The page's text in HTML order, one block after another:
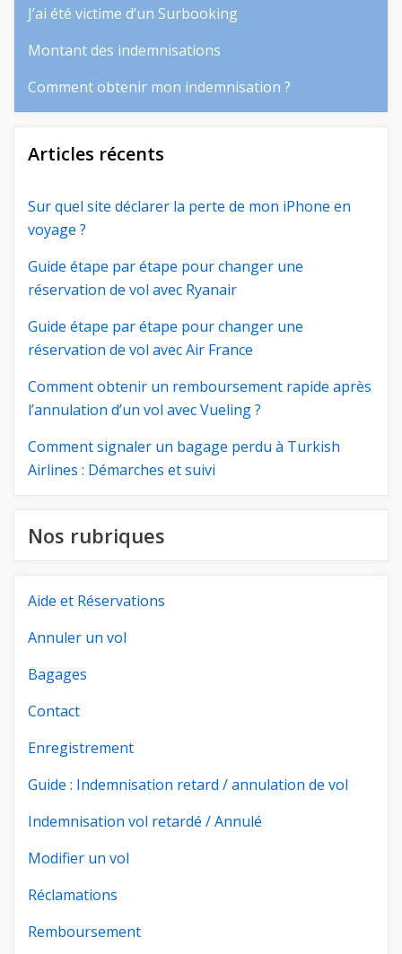
J’ai été victime d’un Surbooking
Montant des indemnisations
Comment obtenir mon indemnisation ?
Articles récents
Sur quel site déclarer la perte de mon iPhone en
voyage ?
Guide étape par étape pour changer une
réservation de vol avec Ryanair
Guide étape par étape pour changer une
réservation de vol avec Air France
Comment obtenir un remboursement rapide après
l’annulation d’un vol avec Vueling ?
Comment signaler un bagage perdu à Turkish
Airlines : Démarches et suivi
Nos rubriques
Aide et Réservations
Annuler un vol
Bagages
Contact
Enregistrement
Guide : Indemnisation retard / annulation de vol
Indemnisation vol retardé / Annulé
Modifier un vol
Réclamations
Remboursement